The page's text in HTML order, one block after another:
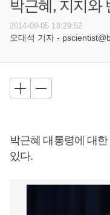
박근혜, 지지와
2014-09-05 18:29:52
오대석 기자 -
박근혜 대통령에 대
있다.